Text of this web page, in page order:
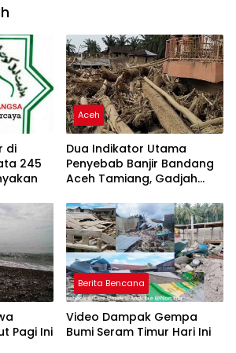
di
245
Aceh
Dua Indikator Utama
Penyebab Banjir Bandang
Aceh Tamiang, Gadjah
DAS
Pagi Ini
Berita Bencana
Video Dampak Gempa
Bumi Seram Timur Hari Ini